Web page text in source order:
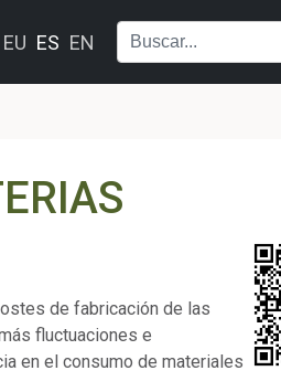
EU ES EN
de fabricación de las
fluctuaciones e
en el consumo de materiales